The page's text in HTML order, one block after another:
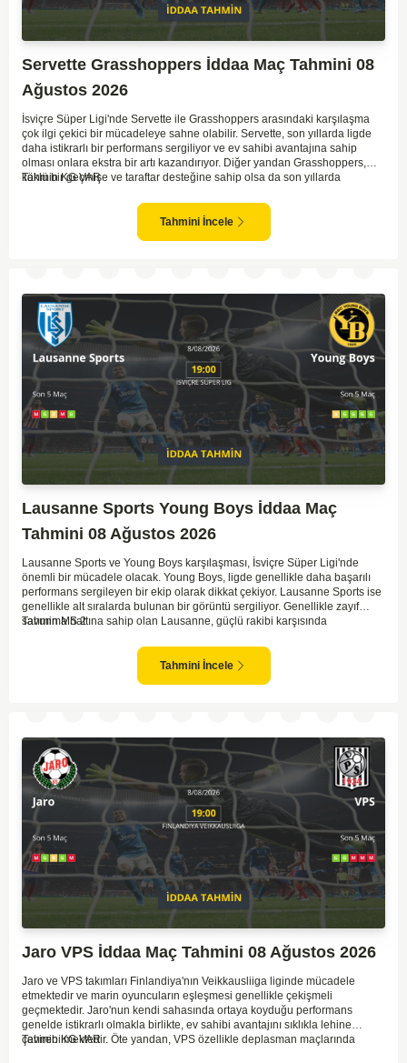
Servette Grasshoppers İddaa Maç Tahmini 08
Ağustos 2026
İsviçre Süper Ligi'nde Servette ile Grasshoppers arasındaki karşılaşma
çok ilgi çekici bir mücadeleye sahne olabilir. Servette, son yıllarda ligde
daha istikrarlı bir performans sergiliyor ve ev sahibi avantajına sahip
olması onlara ekstra bir artı kazandırıyor. Diğer yandan Grasshoppers,
köklü bir geçmişe ve taraftar desteğine sahip olsa da son yıllarda
genellikle maçlarda gol yollarında etkili olurken, Grasshoppers savunma
anlamında zaman zaman sorunlar yaşayabiliyor. Bu durumda,
karşılaşmanın gollü geçmesi muhtemel gözüküyor. İki takımın oyun tarzını
Tahmin KG VAR
Tahmini İncele
Lausanne Sports Young Boys İddaa Maç
Tahmini 08 Ağustos 2026
Lausanne Sports ve Young Boys karşılaşması, İsviçre Süper Ligi'nde
önemli bir mücadele olacak. Young Boys, ligde genellikle daha başarılı
performans sergileyen bir ekip olarak dikkat çekiyor. Lausanne Sports ise
genellikle alt sıralarda bulunan bir görüntü sergiliyor. Genellikle zayıf
savunma hattına sahip olan Lausanne, güçlü rakibi karşısında
Maçın sonucunda Young Boys'un galip gelme olasılığı yüksek görünüyor.
Tahmin MS 2
Tahmini İncele
Jaro VPS İddaa Maç Tahmini 08 Ağustos 2026
Jaro ve VPS takımları Finlandiya'nın Veikkausliiga liginde mücadele
etmektedir ve marin oyuncuların eşleşmesi genellikle çekişmeli
geçmektedir. Jaro'nun kendi sahasında ortaya koyduğu performans
genelde istikrarlı olmakla birlikte, ev sahibi avantajını sıklıkla lehine
çevirebilmektedir. Öte yandan, VPS özellikle deplasman maçlarında
Tahmin KG VAR